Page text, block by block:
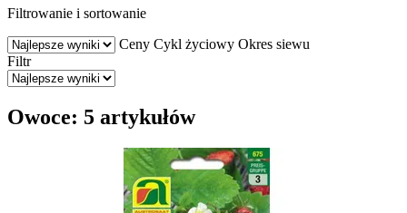
Filtrowanie i sortowanie
Ceny Cykl życiowy Okres siewu
Filtr
Owoce: 5 artykułów